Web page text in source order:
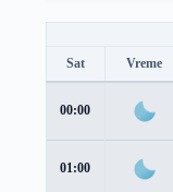
Sat Vreme
00:00
01:00